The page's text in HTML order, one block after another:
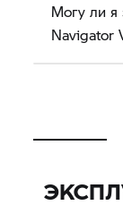
Могу ли я
Navigator